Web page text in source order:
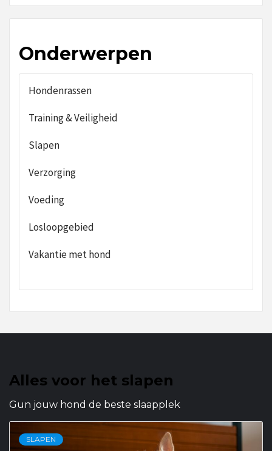
Onderwerpen
Hondenrassen
Training & Veiligheid
Slapen
Verzorging
Voeding
Losloopgebied
Vakantie met hond
Alles voor het slapen
Gun jouw hond de beste slaapplek
SLAPEN